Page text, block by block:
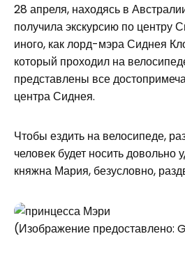
28 апреля, находясь в
получила экскурсию по центру
иного, как лорд-мэра Сиднея
который проходил на
представлены все
центра Сиднея.
Чтобы ездить на велосипеде,
человек будет носить довольно
княжна Мария, безусловно,
(Изображение